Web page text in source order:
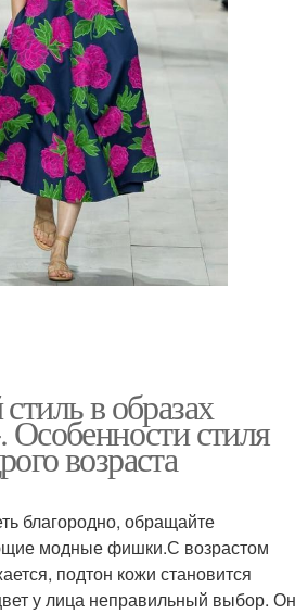
в образах
стиля
возраста
благородно, обращайте
модные фишки.С возрастом
подтон кожи становится
у лица неправильный выбор. Он